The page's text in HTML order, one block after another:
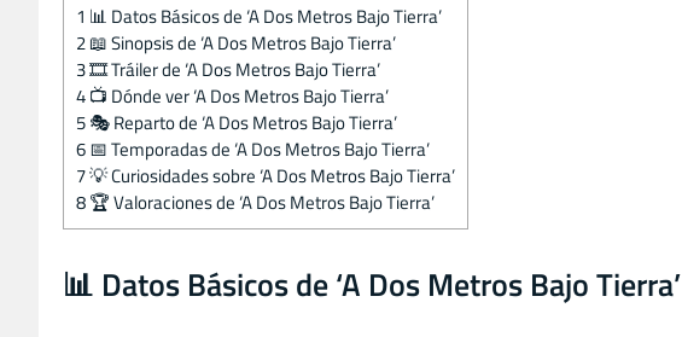
1 📊 Datos Básicos de ‘A Dos Metros Bajo Tierra’
2📖 Sinopsis de ‘A Dos Metros Bajo Tierra’
3🎞️ Tráiler de ‘A Dos Metros Bajo Tierra’
4📺 Dónde ver ‘A Dos Metros Bajo Tierra’
5🎭 Reparto de ‘A Dos Metros Bajo Tierra’
6📅 Temporadas de ‘A Dos Metros Bajo Tierra’
7💡 Curiosidades sobre ‘A Dos Metros Bajo Tierra’
8🏆 Valoraciones de ‘A Dos Metros Bajo Tierra’
📊 Datos Básicos de ‘A Dos Metros Bajo Tierra’